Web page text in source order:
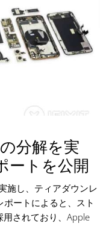
分解を実
トを公開
施し、ティアダウンレ
ートによると、スト
用されており、Apple